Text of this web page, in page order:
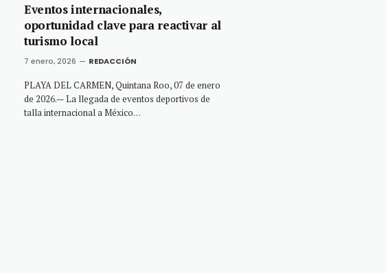
Eventos internacionales,
oportunidad clave para reactivar al
turismo local
7 enero, 2026 REDACCIÓN
PLAYA DEL CARMEN, Quintana Roo, 07 de enero
de 2026.— La llegada de eventos deportivos de
talla internacional a México…